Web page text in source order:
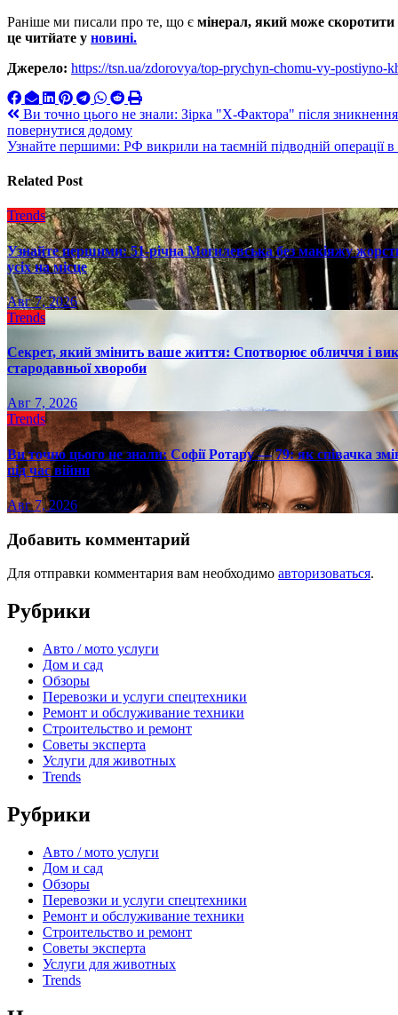
Раніше ми писали про те, що є мінерал, який може скоротити
це читйате у новині.
Джерело: https://tsn.ua/zdorovya/top-prychyn-chomu-vy-postiyno-
Навигация
по
Ви точно цього не знали: Зірка "Х-Фактора" після
повернутися додому
Узнайте першими: РФ викрили на таємній підводній операції
Related Post
Trends
Узнайте першими: 51-річна Могилевська без макіяжу
усіх на місце
Авг 7, 2026
Trends
Секрет, який змінить ваше життя: Спотворює обличчя і
стародавньої хвороби
Авг 7, 2026
Trends
Ви точно цього не знали: Софії Ротару — 79: як співачка
під час війни
Авг 7, 2026
Добавить комментарий
Для отправки комментария вам необходимо авторизоваться.
Рубрики
Авто / мото услуги
Дом и сад
Обзоры
Перевозки и услуги спецтехники
Ремонт и обслуживание техники
Строительство и ремонт
Советы эксперта
Услуги для животных
Trends
Рубрики
Авто / мото услуги
Дом и сад
Обзоры
Перевозки и услуги спецтехники
Ремонт и обслуживание техники
Строительство и ремонт
Советы эксперта
Услуги для животных
Trends